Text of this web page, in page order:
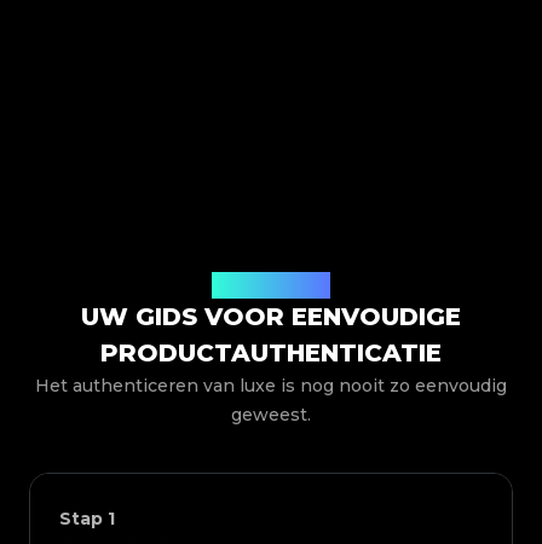
UW GIDS VOOR EENVOUDIGE
PRODUCTAUTHENTICATIE
Het authenticeren van luxe is nog nooit zo eenvoudig
geweest.
Stap 1